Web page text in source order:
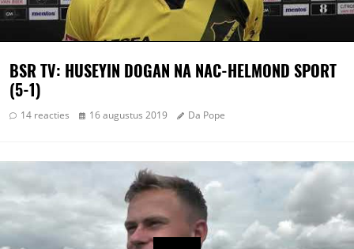
BSR TV: HUSEYIN DOGAN NA NAC-HELMOND SPORT
(5-1)
14 reacties 16 augustus 2019 Da Pope